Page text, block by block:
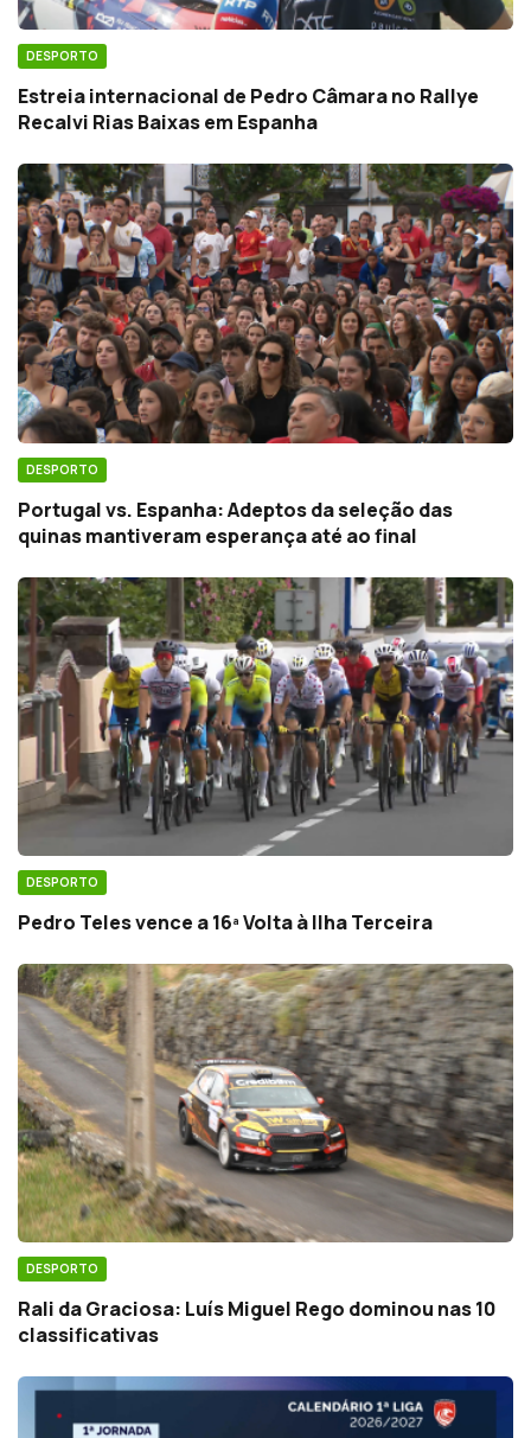
DESPORTO
Estreia internacional de Pedro Câmara no Rallye
Recalvi Rias Baixas em Espanha
DESPORTO
Portugal vs. Espanha: Adeptos da seleção das
quinas mantiveram esperança até ao final
DESPORTO
Pedro Teles vence a 16ª Volta à Ilha Terceira
DESPORTO
Rali da Graciosa: Luís Miguel Rego dominou nas 10
classificativas